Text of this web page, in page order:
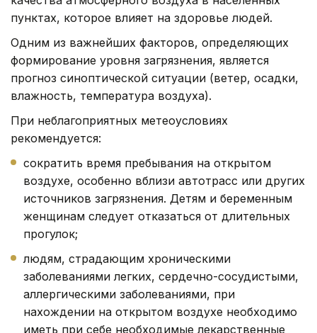
пунктах, которое влияет на здоровье людей.
Одним из важнейших факторов, определяющих
формирование уровня загрязнения, является
прогноз синоптической ситуации (ветер, осадки,
влажность, температура воздуха).
При неблагоприятных метеоусловиях
рекомендуется:
сократить время пребывания на открытом
воздухе, особенно вблизи автотрасс или других
источников загрязнения. Детям и беременным
женщинам следует отказаться от длительных
прогулок;
людям, страдающим хроническими
заболеваниями легких, сердечно-сосудистыми,
аллергическими заболеваниями, при
нахождении на открытом воздухе необходимо
иметь при себе необходимые лекарственные